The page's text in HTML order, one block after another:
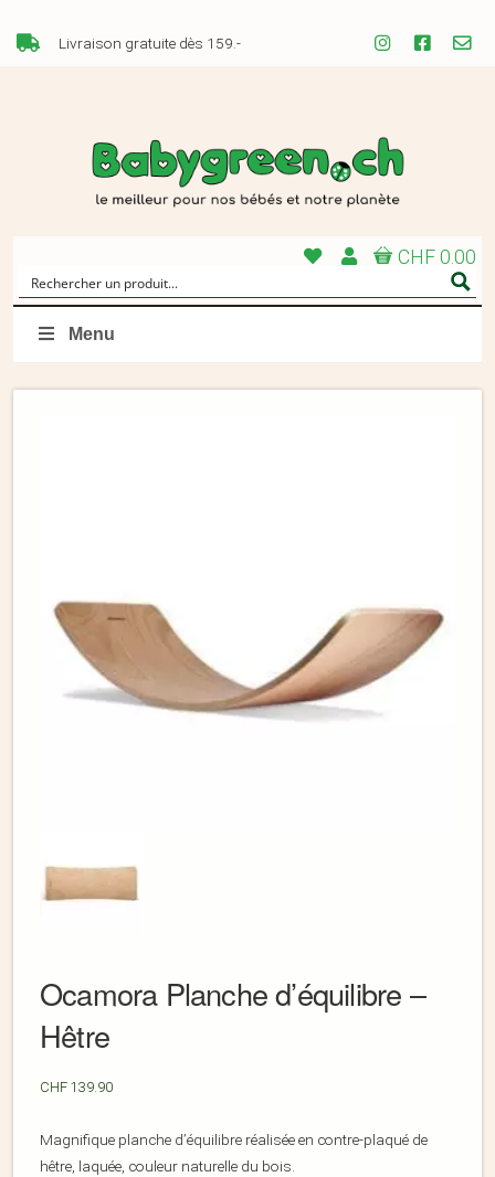
Livraison gratuite dès 159.-
CHF 0.00
Menu
Ocamora Planche d’équilibre –
Hêtre
CHF 139.90
Magnifique planche d’équilibre réalisée en contre-plaqué de
hêtre, laquée, couleur naturelle du bois.